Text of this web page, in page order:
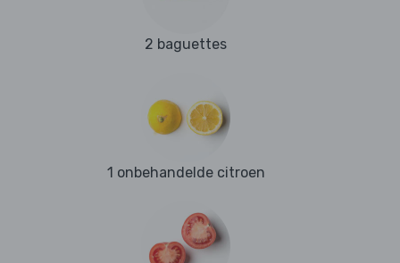
2 baguettes
1 onbehandelde citroen